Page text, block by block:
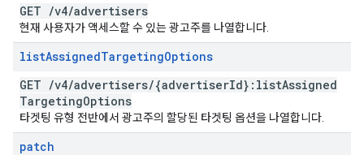
GET /v4/advertisers
현재 사용자가 액세스할 수 있는 광고주를 나열합니다.
listAssignedTargetingOptions
GET /v4/advertisers/{advertiserId}:listAssigned
TargetingOptions
타겟팅 유형 전반에서 광고주의 할당된 타겟팅 옵션을 나열합니다.
patch